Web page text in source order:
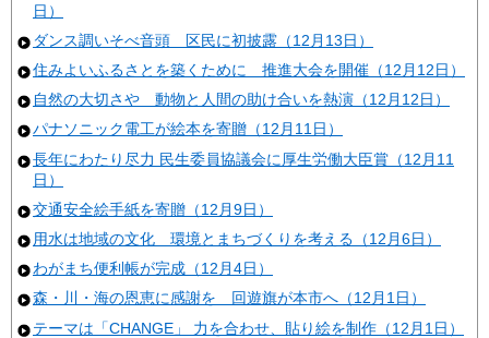
日）
ダンス調いそべ音頭 区民に初披露（12月13日）
住みよいふるさとを築くために 推進大会を開催（12月12日）
自然の大切さや 動物と人間の助け合いを熱演（12月12日）
パナソニック電工が絵本を寄贈（12月11日）
長年にわたり尽力 民生委員協議会に厚生労働大臣賞（12月11
日）
交通安全絵手紙を寄贈（12月9日）
用水は地域の文化 環境とまちづくりを考える（12月6日）
わがまち便利帳が完成（12月4日）
森・川・海の恩恵に感謝を 回遊旗が本市へ（12月1日）
テーマは「CHANGE」 力を合わせ、貼り絵を制作（12月1日）